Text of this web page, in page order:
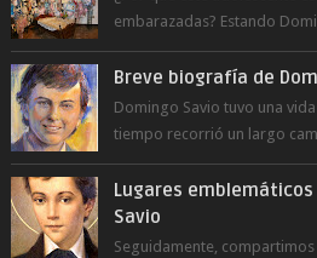
embarazadas? Estando
día le pide a Don Bosco...
Breve biografía de
Domingo Savio tuvo una
tiempo recorrió un largo
del Espíritu Santo y fr...
Lugares
Savio
Seguidamente,